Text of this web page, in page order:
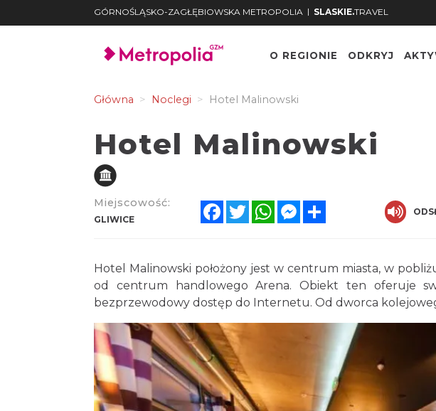
GÓRNOŚLĄSKO-ZAGŁĘBIOWSKA METROPOLIA | SLASKIE.TRAVEL
O REGIONIE ODKRYJ
Główna Noclegi Hotel Malinowski
Hotel Malinowski
Miejscowość:
GLIWICE
FacebookTwitterWhatsAppMessenger
Hotel Malinowski położony jest w centrum miasta, w
od centrum handlowego Arena. Obiekt ten oferuje
bezprzewodowy dostęp do Internetu. Od dworca